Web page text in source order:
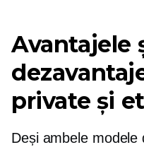
Avantajele
private și
Deși ambele